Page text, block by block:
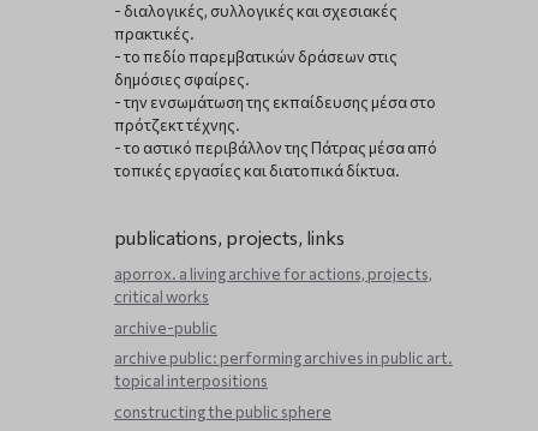
- διαλογικές, συλλογικές και σχεσιακές
πρακτικές.
- το πεδίο παρεμβατικών δράσεων στις
δημόσιες σφαίρες.
- την ενσωμάτωση της εκπαίδευσης μέσα στο
πρότζεκτ τέχνης.
- το αστικό περιβάλλον της Πάτρας μέσα από
τοπικές εργασίες και διατοπικά δίκτυα.
publications, projects, links
aporrox. a living archive for actions, projects,
critical works
archive-public
archive public: performing archives in public art.
topical interpositions
constructing the public sphere